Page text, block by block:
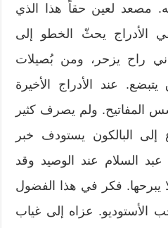
مصعد لعين حقاً هذا الذي
الأدراج يحثّ الخطو إلى
راح يزحر، ومن بُصيلات
عند الأدراج الأخيرة
المفاتيح. ولم يصرف كثير
البالكون يستودف خبر
السلام عند الوصيد وقد
يبرحها. فكر في هذا الفضول
الأستوديو. عزاه إلى غياب